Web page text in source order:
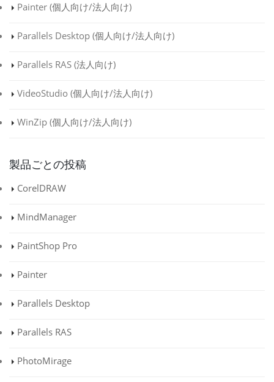
Painter (個人向け/法人向け)
Parallels Desktop (個人向け/法人向け)
Parallels RAS (法人向け)
VideoStudio (個人向け/法人向け)
WinZip (個人向け/法人向け)
製品ごとの投稿
CorelDRAW
MindManager
PaintShop Pro
Painter
Parallels Desktop
Parallels RAS
PhotoMirage